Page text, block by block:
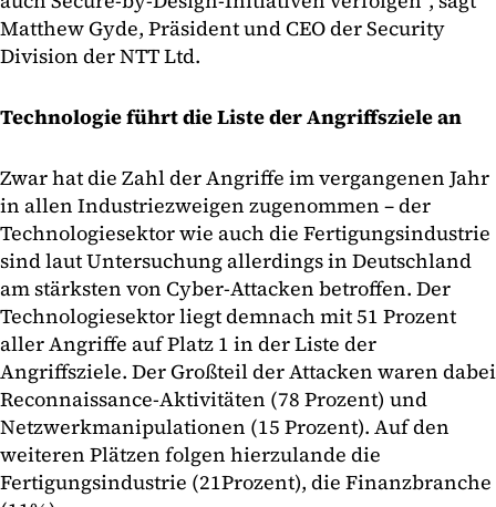
Matthew Gyde, Präsident und CEO der Security
Division der NTT Ltd.
Technologie führt die Liste der Angriffsziele an
Zwar hat die Zahl der Angriffe im vergangenen Jahr
in allen Industriezweigen zugenommen – der
Technologiesektor wie auch die Fertigungsindustrie
sind laut Untersuchung allerdings in Deutschland
am stärksten von Cyber-Attacken betroffen. Der
Technologiesektor liegt demnach mit 51 Prozent
aller Angriffe auf Platz 1 in der Liste der
Angriffsziele. Der Großteil der Attacken waren dabei
Reconnaissance-Aktivitäten (78 Prozent) und
Netzwerkmanipulationen (15 Prozent). Auf den
weiteren Plätzen folgen hierzulande die
Fertigungsindustrie (21Prozent), die Finanzbranche